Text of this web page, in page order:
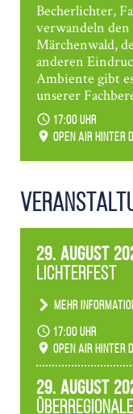
Becherlichter,
verwandeln
Märchenwald,
anderen
Ambiente gibt
unserer
17:00 Uhr
Open Air hinter
29. August
Lichterfest
Mehr
Becherlichter,
verwandeln
Märchenwald,
Ambiente gibt
unserer
17:00 Uhr
Open Air hinter
29. August